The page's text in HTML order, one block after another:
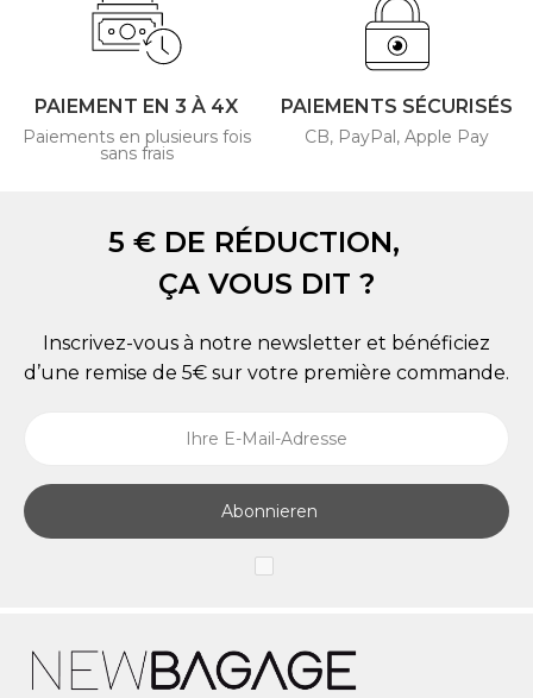
PAIEMENT EN 3 À 4X
Paiements en plusieurs fois
sans frais
PAIEMENTS SÉCURISÉS
CB, PayPal, Apple Pay
5 € DE RÉDUCTION,
ÇA VOUS DIT ?
Inscrivez-vous à notre newsletter et bénéficiez
d’une remise de 5€ sur votre première commande.
Abonnieren